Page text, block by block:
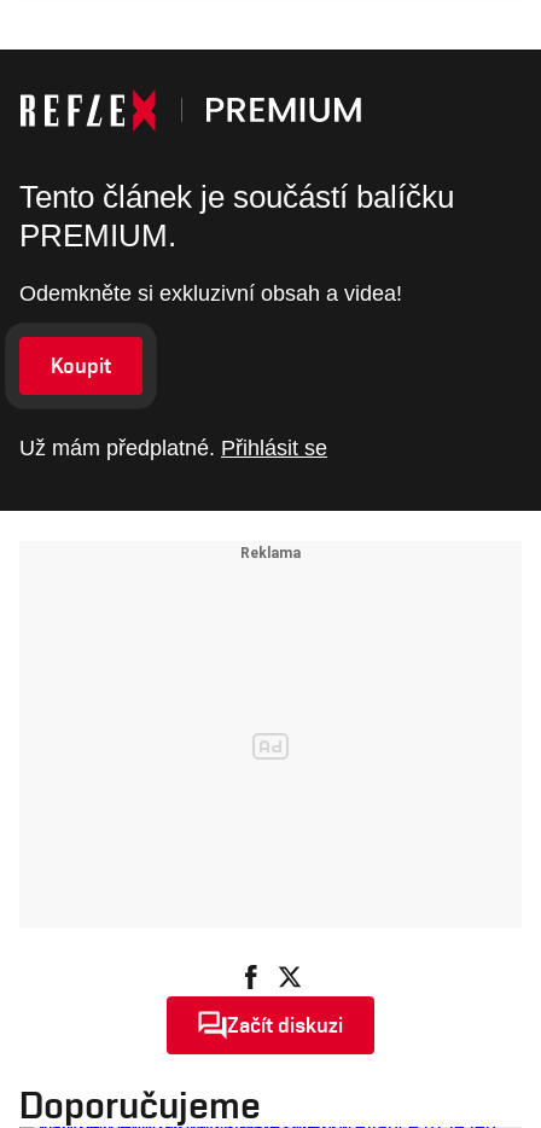
Tento článek je součástí balíčku
PREMIUM.
Odemkněte si exkluzivní obsah a videa!
Koupit
Už mám předplatné. Přihlásit se
Začít diskuzi
Doporučujeme